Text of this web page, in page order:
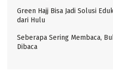
Green Hajj Bisa Jadi Solusi
dari Hulu
Seberapa Sering Membaca,
Dibaca